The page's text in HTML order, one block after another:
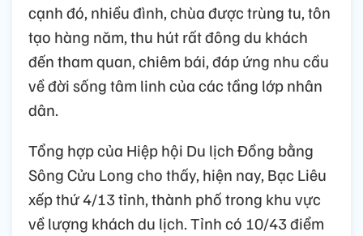
cạnh đó, nhiều đình, chùa được trùng tu, tôn
tạo hàng năm, thu hút rất đông du khách
đến tham quan, chiêm bái, đáp ứng nhu cầu
về đời sống tâm linh của các tầng lớp nhân
dân.
Tổng hợp của Hiệp hội Du lịch Đồng bằng
Sông Cửu Long cho thấy, hiện nay, Bạc Liêu
xếp thứ 4/13 tỉnh, thành phố trong khu vực
về lượng khách du lịch. Tỉnh có 10/43 điểm